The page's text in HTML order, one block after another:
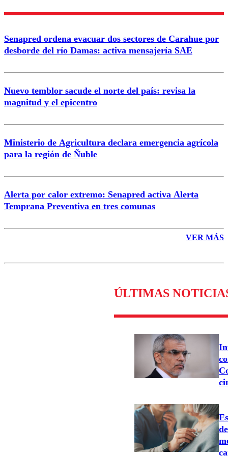
Correo
Senapred ordena evacuar dos sectores de Carahue por
desborde del río Damas: activa mensajería SAE
Nuevo temblor sacude el norte del país: revisa la
magnitud y el epicentro
Ministerio de Agricultura declara emergencia agrícola
para la región de Ñuble
Alerta por calor extremo: Senapred activa Alerta
Temprana Preventiva en tres comunas
VER MÁS
ÚLTIMAS